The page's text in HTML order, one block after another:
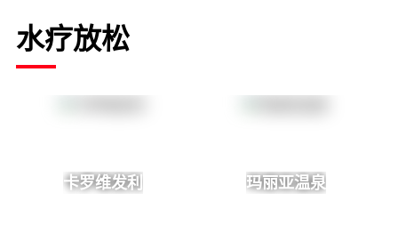
水疗放松
卡罗维发利 玛丽亚温泉